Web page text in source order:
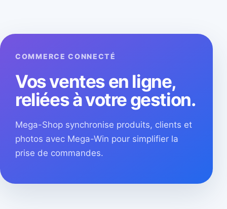
COMMERCE CONNECTÉ
Vos ventes en ligne,
reliées à votre gestion.
Mega-Shop synchronise produits, clients et
photos avec Mega-Win pour simplifier la
prise de commandes.